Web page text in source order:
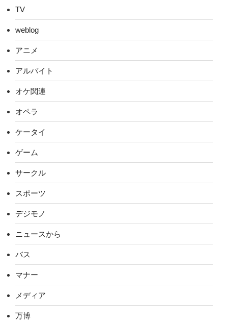
TV
weblog
アニメ
アルバイト
オケ関連
オペラ
ケータイ
ゲーム
サークル
スポーツ
デジモノ
ニュースから
バス
マナー
メディア
万博